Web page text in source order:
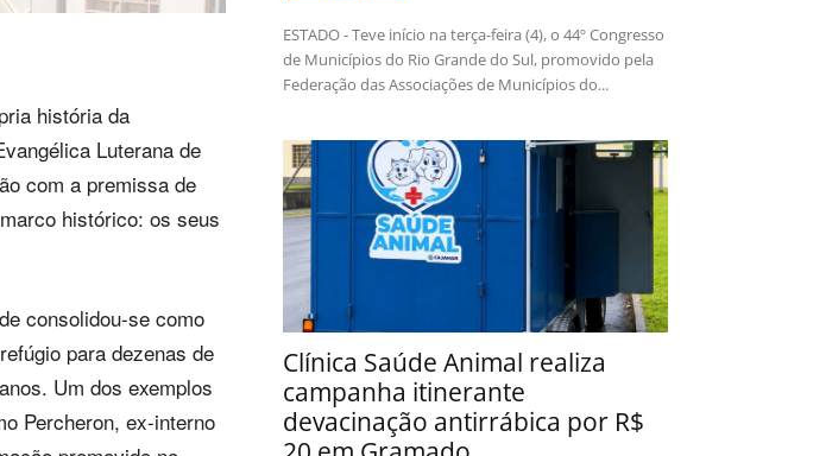
história da
Luterana de
com a premissa de
histórico: os seus
consolidou-se como
para dezenas de
Um dos exemplos
Percheron, ex-interno
ESTADO - Teve início na terça-feira (4), o 44º Congresso
de Municípios do Rio Grande do Sul, promovido pela
Federação das Associações de Municípios do...
Clínica Saúde Animal realiza
campanha itinerante
devacinação antirrábica por R$